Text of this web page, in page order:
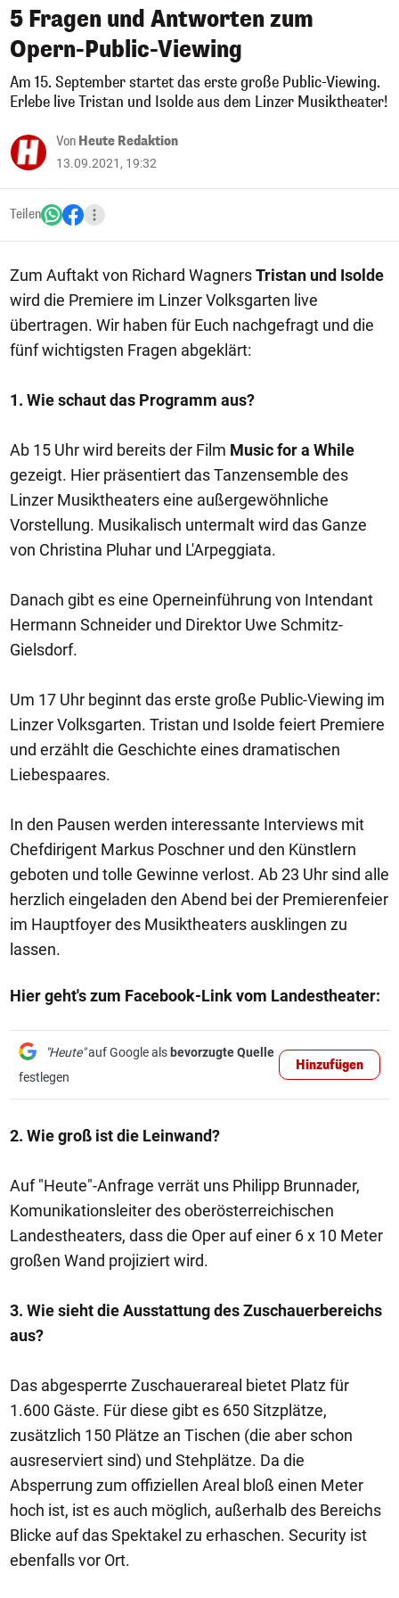
5 Fragen und Antworten zum
Opern-Public-Viewing
Am 15. September startet das erste große Public-Viewing.
Erlebe live Tristan und Isolde aus dem Linzer Musiktheater!
Von Heute Redaktion
13.09.2021, 19:32
Teilen
Zum Auftakt von Richard WagnersTristan und Isolde
wird die Premiere im Linzer Volksgarten live
übertragen. Wir haben für Euch nachgefragt und die
fünf wichtigsten Fragen abgeklärt:
1. Wie schaut das Programm aus?
Ab 15 Uhr wird bereits der Film Music for a While
gezeigt. Hier präsentiert das Tanzensemble des
Linzer Musiktheaters eine außergewöhnliche
Vorstellung. Musikalisch untermalt wird das Ganze
von Christina Pluhar und L'Arpeggiata.
Danach gibt es eine Operneinführung von Intendant
Hermann Schneider und Direktor Uwe Schmitz-
Gielsdorf.
Um 17 Uhr beginnt das erste große Public-Viewing im
Linzer Volksgarten. Tristan und Isolde feiert Premiere
und erzählt die Geschichte eines dramatischen
Liebespaares.
In den Pausen werden interessante Interviews mit
Chefdirigent Markus Poschner und den Künstlern
geboten und tolle Gewinne verlost. Ab 23 Uhr sind alle
herzlich eingeladen den Abend bei der Premierenfeier
im Hauptfoyer des Musiktheaters ausklingen zu
lassen.
Hier geht's zum Facebook-Link vom Landestheater:
"Heute"auf Google als bevorzugte Quelle
festlegen
Hinzufügen
2. Wie groß ist die Leinwand?
Auf "Heute"-Anfrage verrät uns Philipp Brunnader,
Komunikationsleiter des oberösterreichischen
Landestheaters, dass die Oper auf einer 6 x 10 Meter
großen Wand projiziert wird.
3. Wie sieht die Ausstattung des Zuschauerbereichs
aus?
Das abgesperrte Zuschauerareal bietet Platz für
1.600 Gäste. Für diese gibt es 650 Sitzplätze,
zusätzlich 150 Plätze an Tischen (die aber schon
ausreserviert sind) und Stehplätze. Da die
Absperrung zum offiziellen Areal bloß einen Meter
hoch ist, ist es auch möglich, außerhalb des Bereichs
Blicke auf das Spektakel zu erhaschen. Security ist
ebenfalls vor Ort.